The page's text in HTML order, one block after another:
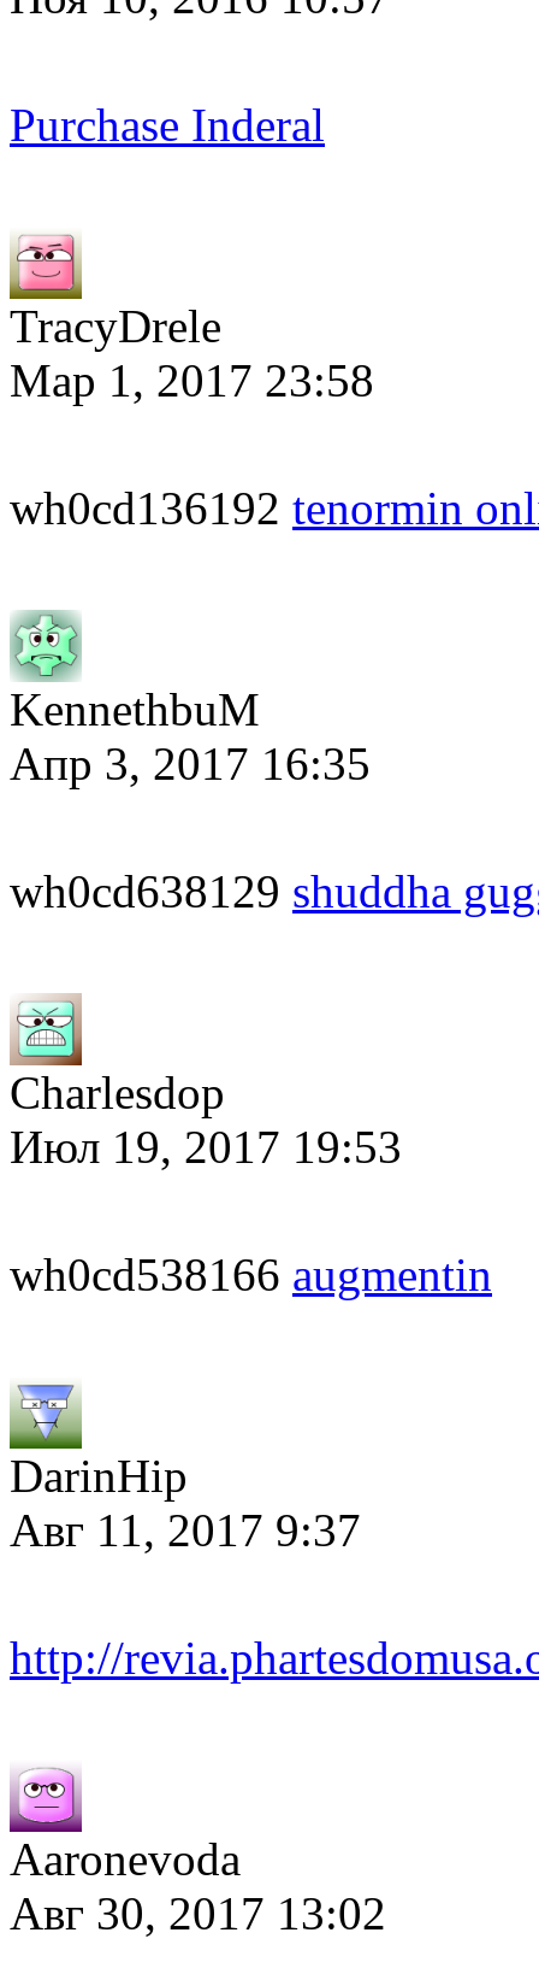
Purchase Inderal
TracyDrele
Мар 1, 2017 23:58
wh0cd136192 tenormin
KennethbuM
Апр 3, 2017 16:35
wh0cd638129 shuddha
Charlesdop
Июл 19, 2017 19:53
wh0cd538166 augmentin
DarinHip
Авг 11, 2017 9:37
http://
Aaronevoda
Авг 30, 2017 13:02